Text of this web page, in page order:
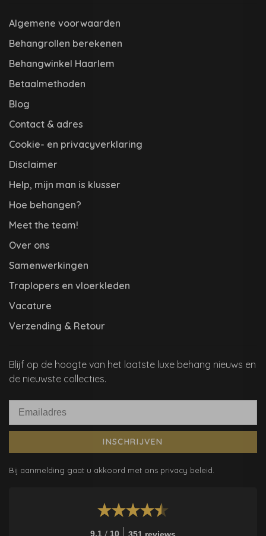
Algemene voorwaarden
Behangrollen berekenen
Behangwinkel Haarlem
Betaalmethoden
Blog
Contact & adres
Cookie- en privacyverklaring
Disclaimer
Help, mijn man is klusser
Hoe behangen?
Meet the team!
Over ons
Samenwerkingen
Traplopers en vloerkleden
Vacature
Verzending & Retour
Blijf op de hoogte van het laatste luxe behang nieuws en
de nieuwste collecties.
INSCHRIJVEN
Bij aanmelding gaat u akkoord met ons privacy beleid.
9.1 / 10